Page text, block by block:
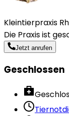
Kleintierpraxis
Die Praxis ist
Jetzt anrufen
Geschlossen